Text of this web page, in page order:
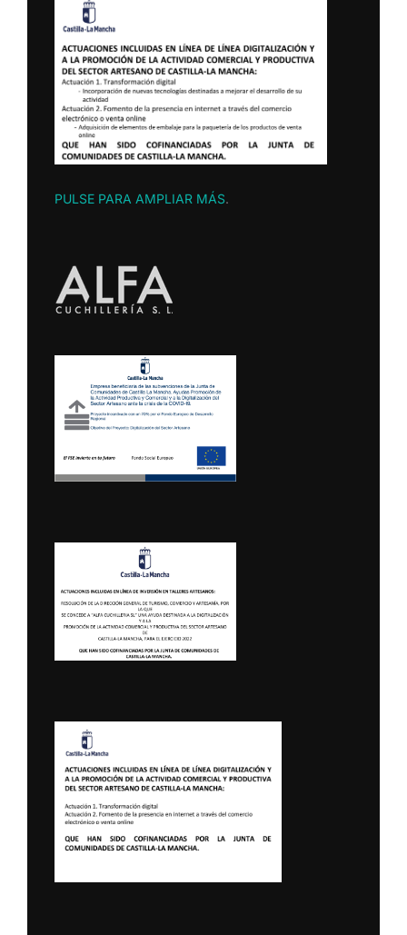
PULSE PARA AMPLIAR MÁS.